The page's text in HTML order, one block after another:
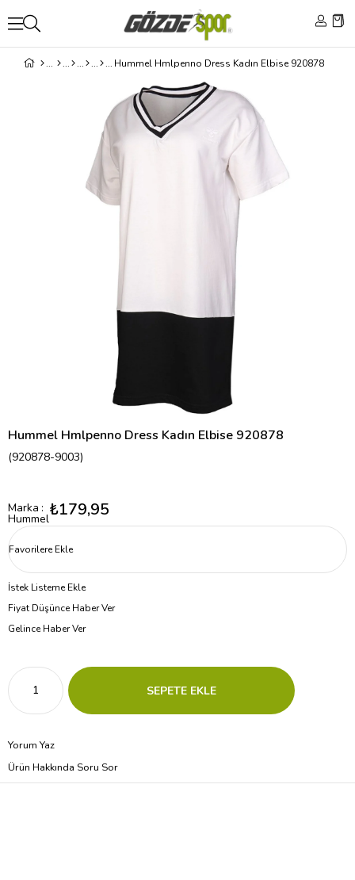
Hummel Hmlpenno Dress Kadın Elbise 920878
Hummel Hmlpenno Dress Kadın Elbise 920878
(920878-9003)
Marka :
Hummel₺179,95
Favorilere Ekle
İstek Listeme Ekle
Fiyat Düşünce Haber Ver
Gelince Haber Ver
Yorum Yaz
Ürün Hakkında Soru Sor